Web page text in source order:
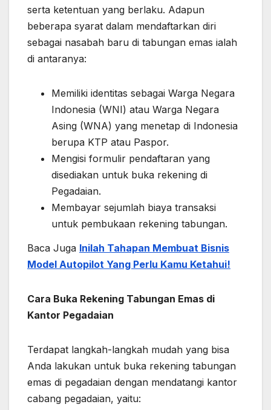
serta ketentuan yang berlaku. Adapun
beberapa syarat dalam mendaftarkan diri
sebagai nasabah baru di tabungan emas ialah
di antaranya:
Memiliki identitas sebagai Warga Negara
Indonesia (WNI) atau Warga Negara
Asing (WNA) yang menetap di Indonesia
berupa KTP atau Paspor.
Mengisi formulir pendaftaran yang
disediakan untuk buka rekening di
Pegadaian.
Membayar sejumlah biaya transaksi
untuk pembukaan rekening tabungan.
Baca Juga Inilah Tahapan Membuat Bisnis
Model Autopilot Yang Perlu Kamu Ketahui!
Cara Buka Rekening Tabungan Emas di
Kantor Pegadaian
Terdapat langkah-langkah mudah yang bisa
Anda lakukan untuk buka rekening tabungan
emas di pegadaian dengan mendatangi kantor
cabang pegadaian, yaitu: